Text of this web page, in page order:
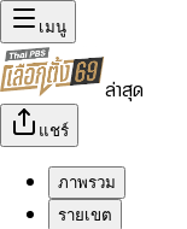
เมนู
ล่าสุด
แชร์
ภาพรวม
รายเขต